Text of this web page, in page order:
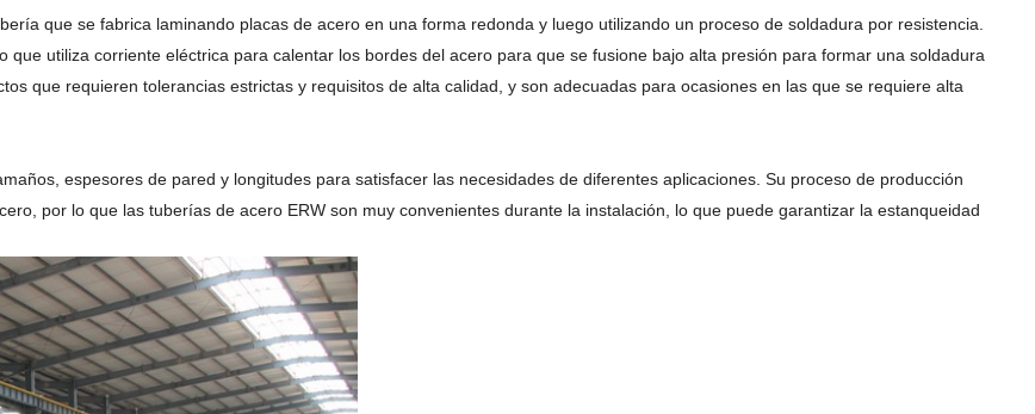
que se fabrica laminando placas de acero en una forma redonda y luego utilizando un proceso de soldadura por resistencia.
utiliza corriente eléctrica para calentar los bordes del acero para que se fusione bajo alta presión para formar una soldadura
que requieren tolerancias estrictas y requisitos de alta calidad, y son adecuadas para ocasiones en las que se requiere alta
espesores de pared y longitudes para satisfacer las necesidades de diferentes aplicaciones. Su proceso de producción
por lo que las tuberías de acero ERW son muy convenientes durante la instalación, lo que puede garantizar la estanqueidad